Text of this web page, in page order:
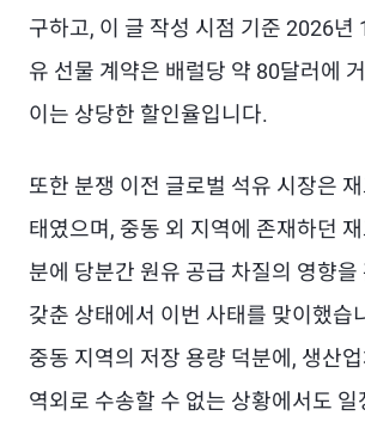
구하고, 이 글 작성 시점 기준 2026년
유 선물 계약은 배럴당 약 80달러에
이는 상당한 할인율입니다.
또한 분쟁 이전 글로벌 석유 시장은
태였으며, 중동 외 지역에 존재하던
분에 당분간 원유 공급 차질의 영향을
갖춘 상태에서 이번 사태를 맞이했습
중동 지역의 저장 용량 덕분에, 생산
역외로 수송할 수 없는 상황에서도 일